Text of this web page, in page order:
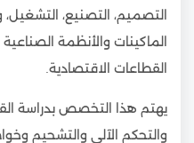
التصميم، التصنيع، التشغيل،
الماكينات والأنظمة
القطاعات الاقتصادية.
يهتم هذا التخصص بدراسة
والتحكم الآلي والتشحيم